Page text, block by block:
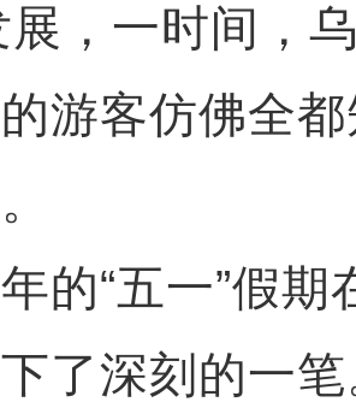
展，一时间，
游客仿佛全
“五一”假期
了深刻的一